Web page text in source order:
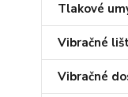
Tlakové
Vibračné
Vibračné